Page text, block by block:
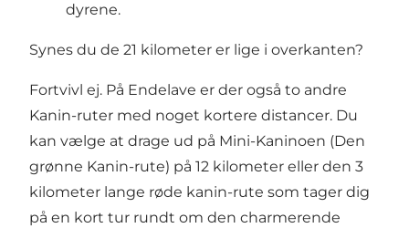
dyrene.
Synes du de 21 kilometer er lige i overkanten?
Fortvivl ej. På Endelave er der også to andre
Kanin-ruter med noget kortere distancer. Du
kan vælge at drage ud på Mini-Kaninoen (Den
grønne Kanin-rute) på 12 kilometer eller den 3
kilometer lange røde kanin-rute som tager dig
på en kort tur rundt om den charmerende